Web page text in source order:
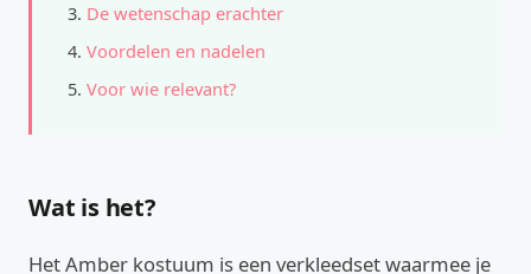
De wetenschap erachter
Voordelen en nadelen
Voor wie relevant?
Wat is het?
Het Amber kostuum is een verkleedset waarmee je